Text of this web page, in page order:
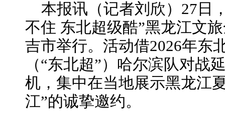
本报讯（记者刘欣）27日
不住 东北超级酷”黑龙江文
吉市举行。活动借2026年东
（“东北超”）哈尔滨队对战
机，集中在当地展示黑龙江
江”的诚挚邀约。